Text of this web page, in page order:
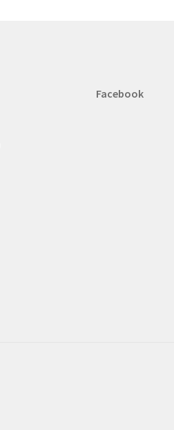
Facebook